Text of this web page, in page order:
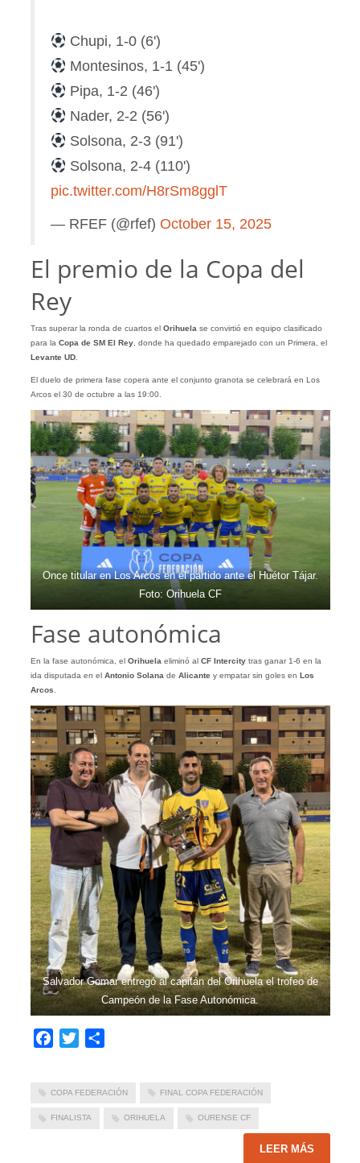
Chupi, 1-0 (6')
Montesinos, 1-1 (45')
Pipa, 1-2 (46')
Nader, 2-2 (56')
Solsona, 2-3 (91')
Solsona, 2-4 (110')
pic.twitter.com/H8rSm8gglT
— RFEF (@rfef) October 15, 2025
El premio de la Copa del
Rey
Tras superar la ronda de cuartos el Orihuela se convirtió en equipo clasificado
para la Copa de SM El Rey, donde ha quedado emparejado con un Primera, el
Levante UD.
El duelo de primera fase copera ante el conjunto granota se celebrará en Los
Arcos el 30 de octubre a las 19:00.
Once titular en Los Arcos en el partido ante el Huétor Tájar.
Foto: Orihuela CF
Fase autonómica
En la fase autonómica, el Orihuelaeliminó al CF Intercity tras ganar 1-6 en la
ida disputada en el Antonio Solana de Alicantey empatar sin goles en Los
Arcos.
Salvador Gomar entregó al capitán del Orihuela el trofeo de
Campeón de la Fase Autonómica.
Facebook
Twitter
COPA FEDERACIÓN FINAL COPA FEDERACIÓN
FINALISTA ORIHUELA OURENSE CF
LEER MÁS